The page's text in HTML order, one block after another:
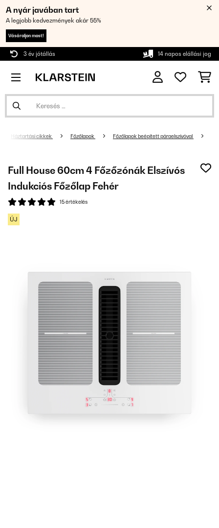
A nyár javában tart
A legjobb kedvezmények akár 55%
Vásároljon most!
3 év jótállás 14 napos elállási jog
Háztartási cikkek Főzőlapok Főzőlapok beépített páraelszívóval
Full House 60cm 4 Főzőzónák Elszívós
Indukciós Főzőlap Fehér
15 értékelés
ÚJ